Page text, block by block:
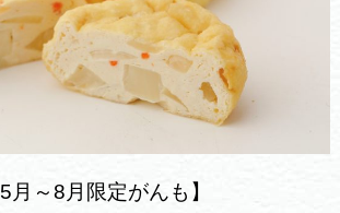
5月～8月限定がんも】